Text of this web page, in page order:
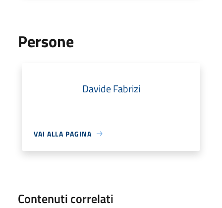
Persone
Davide Fabrizi
VAI ALLA PAGINA
Contenuti correlati